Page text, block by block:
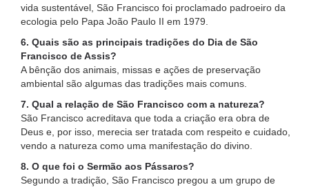
vida sustentável, São Francisco foi proclamado padroeiro da
ecologia pelo Papa João Paulo II em 1979.
6. Quais são as principais tradições do Dia de São
Francisco de Assis?
A bênção dos animais, missas e ações de preservação
ambiental são algumas das tradições mais comuns.
7. Qual a relação de São Francisco com a natureza?
São Francisco acreditava que toda a criação era obra de
Deus e, por isso, merecia ser tratada com respeito e cuidado,
vendo a natureza como uma manifestação do divino.
8. O que foi o Sermão aos Pássaros?
Segundo a tradição, São Francisco pregou a um grupo de